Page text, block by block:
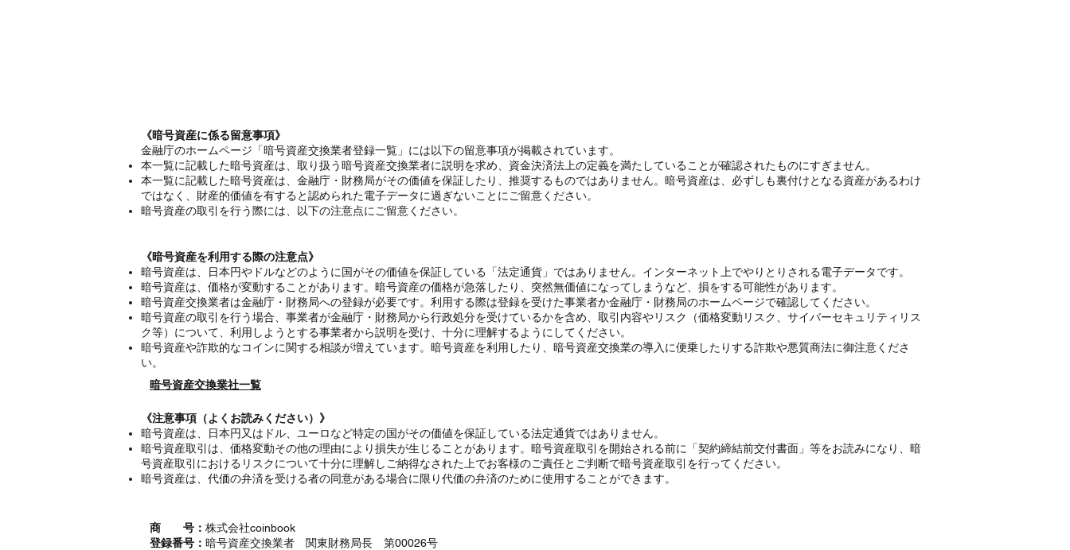
《暗号資産に係る留意事項》
金融庁のホームページ「暗号資産交換業者登録一覧」には以下の留意事項が掲載されています。
本一覧に記載した暗号資産は、取り扱う暗号資産交換業者に説明を求め、資金決済法上の定義を満たしていることが確認されたものにすぎません。
本一覧に記載した暗号資産は、金融庁・財務局がその価値を保証したり、推奨するものではありません。暗号資産は、必ずしも裏付けとなる資産があるわけ
ではなく、財産的価値を有すると認められた電子データに過ぎないことにご留意ください。
暗号資産の取引を行う際には、以下の注意点にご留意ください。
《暗号資産を利用する際の注意点》
暗号資産は、日本円やドルなどのように国がその価値を保証している「法定通貨」ではありません。インターネット上でやりとりされる電子データです。
暗号資産は、価格が変動することがあります。暗号資産の価格が急落したり、突然無価値になってしまうなど、損をする可能性があります。
暗号資産交換業者は金融庁・財務局への登録が必要です。利用する際は登録を受けた事業者か金融庁・財務局のホームページで確認してください。
暗号資産の取引を行う場合、事業者が金融庁・財務局から行政処分を受けているかを含め、取引内容やリスク（価格変動リスク、サイバーセキュリティリス
ク等）について、利用しようとする事業者から説明を受け、十分に理解するようにしてください。
暗号資産や詐欺的なコインに関する相談が増えています。暗号資産を利用したり、暗号資産交換業の導入に便乗したりする詐欺や悪質商法に御注意くださ
い。
暗号資産交換業社一覧
《注意事項（よくお読みください）》
暗号資産は、日本円又はドル、ユーロなど特定の国がその価値を保証している法定通貨ではありません。
暗号資産取引は、価格変動その他の理由により損失が生じることがあります。暗号資産取引を開始される前に「契約締結前交付書面」等をお読みになり、暗
号資産取引におけるリスクについて十分に理解しご納得なされた上でお客様のご責任とご判断で暗号資産取引を行ってください。
暗号資産は、代価の弁済を受ける者の同意がある場合に限り代価の弁済のために使用することができます。
商 号： 株式会社coinbook
登録番号： 暗号資産交換業者 関東財務局長 第00026号